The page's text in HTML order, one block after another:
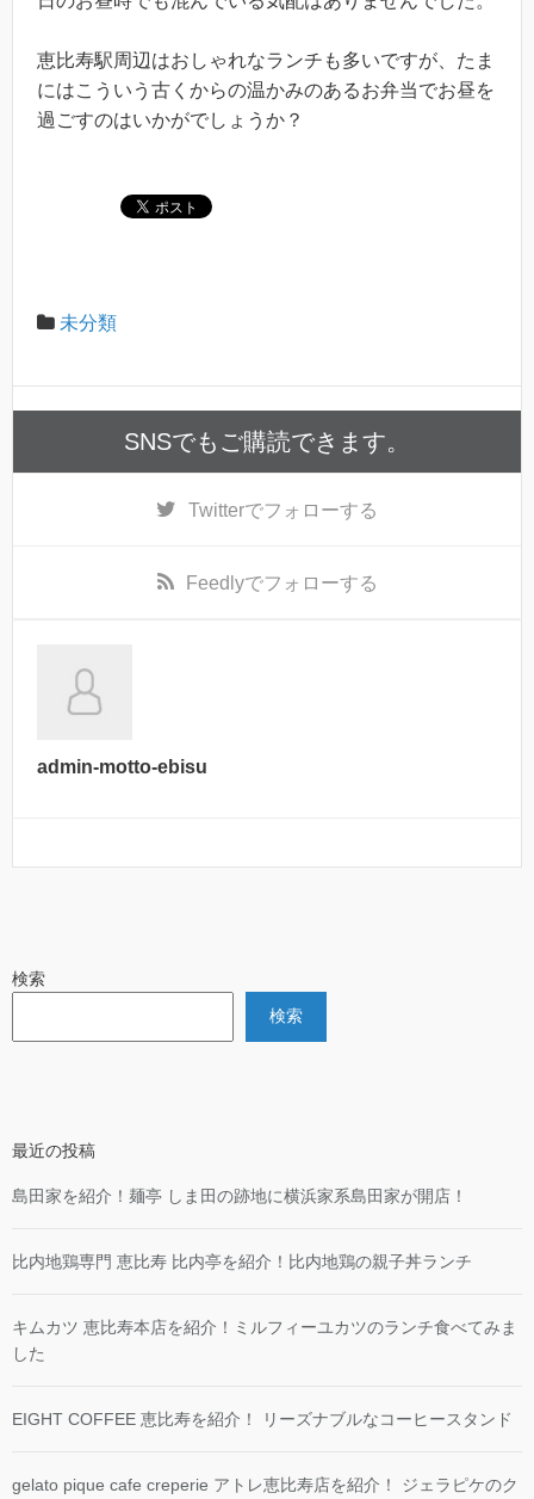
恵比寿駅周辺はおしゃれなランチも多いですが、たま
にはこういう古くからの温かみのあるお弁当でお昼を
過ごすのはいかがでしょうか？
未分類
SNSでもご購読できます。
Twitterでフォローする
Feedlyでフォローする
admin-motto-ebisu
検索
検索
最近の投稿
島田家を紹介！麺亭 しま田の跡地に横浜家系島田家が開店！
比内地鶏専門 恵比寿 比内亭を紹介！比内地鶏の親子丼ランチ
キムカツ 恵比寿本店を紹介！ミルフィーユカツのランチ食べてみま
した
EIGHT COFFEE 恵比寿を紹介！ リーズナブルなコーヒースタンド
gelato pique cafe creperie アトレ恵比寿店を紹介！ ジェラピケのク